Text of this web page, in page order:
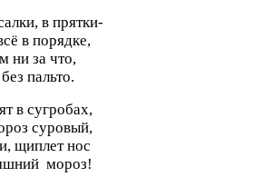
в прятки-
в порядке,
ни за что,
пальто.
в сугробах,
суровый,
щиплет нос
мороз!